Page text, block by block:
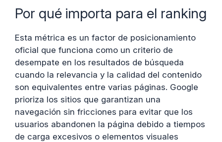
Por qué importa para el ranking
Esta métrica es un factor de posicionamiento
oficial que funciona como un criterio de
desempate en los resultados de búsqueda
cuando la relevancia y la calidad del contenido
son equivalentes entre varias páginas. Google
prioriza los sitios que garantizan una
navegación sin fricciones para evitar que los
usuarios abandonen la página debido a tiempos
de carga excesivos o elementos visuales